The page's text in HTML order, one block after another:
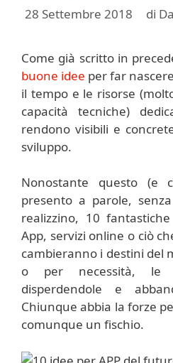
28 Settembre 2018 di
Come già scritto in
buone idee per far
il tempo e le risorse
capacità tecniche)
rendono visibili e
sviluppo.
Nonostante questo (e
presento a parole,
realizzino, 10
App, servizi online o ciò
cambieranno i destini del
o per necessità, le
disperdendole e
Chiunque abbia la forze
comunque un fischio.